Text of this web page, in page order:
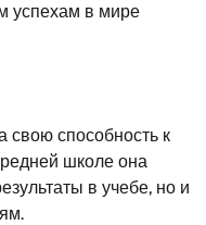
успехам в мире
свою способность к
школе она
в учебе, но и